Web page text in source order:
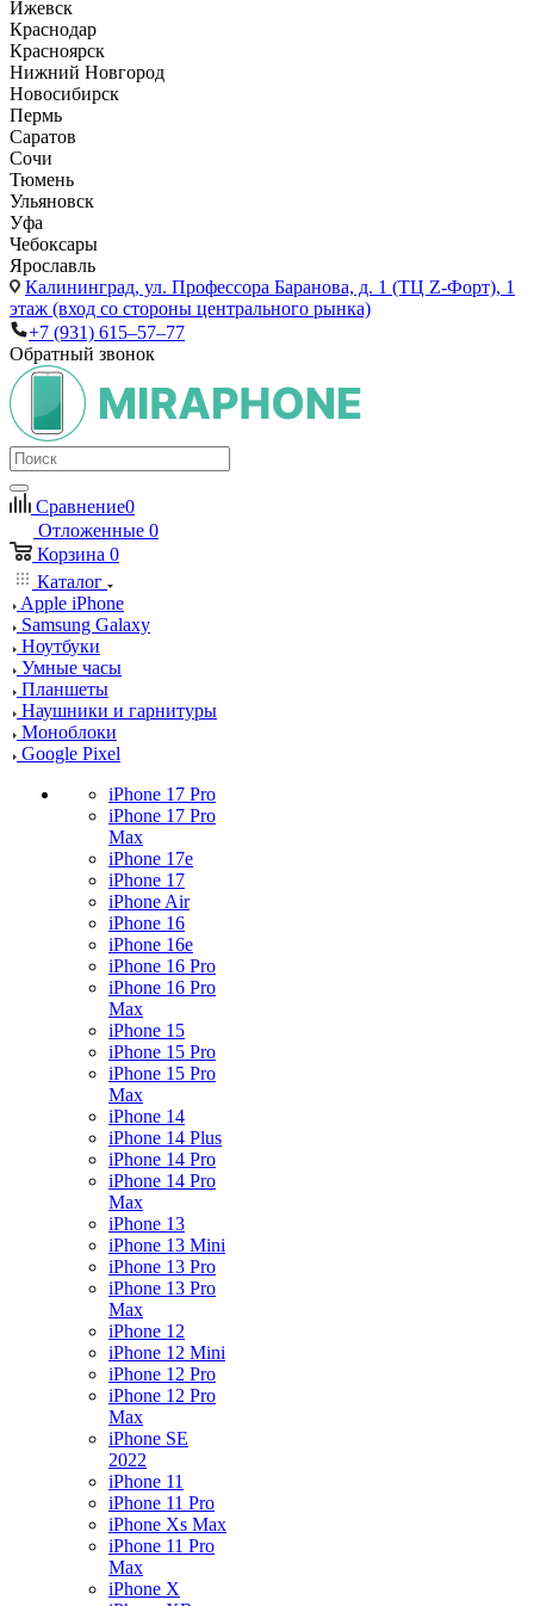
Ижевск
Краснодар
Красноярск
Нижний Новгород
Новосибирск
Пермь
Саратов
Сочи
Тюмень
Ульяновск
Уфа
Чебоксары
Ярославль
Калининград, ул. Профессора Баранова, д. 1 (ТЦ Z-Форт), 1
этаж (вход со стороны центрального рынка)
+7 (931) 615‒57‒77
Обратный звонок
Сравнение0
Отложенные 0
Корзина 0
Каталог
Apple iPhone
Samsung Galaxy
Ноутбуки
Умные часы
Планшеты
Наушники и гарнитуры
Моноблоки
Google Pixel
iPhone 17 Pro
iPhone 17 Pro
Max
iPhone 17e
iPhone 17
iPhone Air
iPhone 16
iPhone 16e
iPhone 16 Pro
iPhone 16 Pro
Max
iPhone 15
iPhone 15 Pro
iPhone 15 Pro
Max
iPhone 14
iPhone 14 Plus
iPhone 14 Pro
iPhone 14 Pro
Max
iPhone 13
iPhone 13 Mini
iPhone 13 Pro
iPhone 13 Pro
Max
iPhone 12
iPhone 12 Mini
iPhone 12 Pro
iPhone 12 Pro
Max
iPhone SE
2022
iPhone 11
iPhone 11 Pro
iPhone Xs Max
iPhone 11 Pro
Max
iPhone X